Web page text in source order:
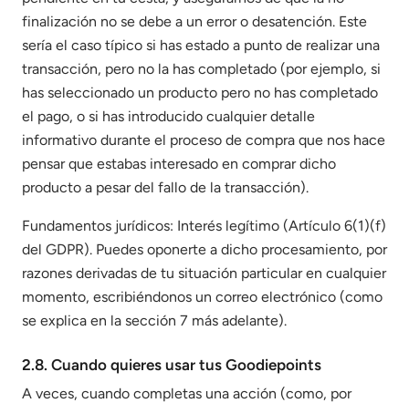
finalización no se debe a un error o desatención. Este
sería el caso típico si has estado a punto de realizar una
transacción, pero no la has completado (por ejemplo, si
has seleccionado un producto pero no has completado
el pago, o si has introducido cualquier detalle
informativo durante el proceso de compra que nos hace
pensar que estabas interesado en comprar dicho
producto a pesar del fallo de la transacción).
Fundamentos jurídicos: Interés legítimo (Artículo 6(1)(f)
del GDPR). Puedes oponerte a dicho procesamiento, por
razones derivadas de tu situación particular en cualquier
momento, escribiéndonos un correo electrónico (como
se explica en la sección 7 más adelante).
2.8. Cuando quieres usar tus Goodiepoints
A veces, cuando completas una acción (como, por